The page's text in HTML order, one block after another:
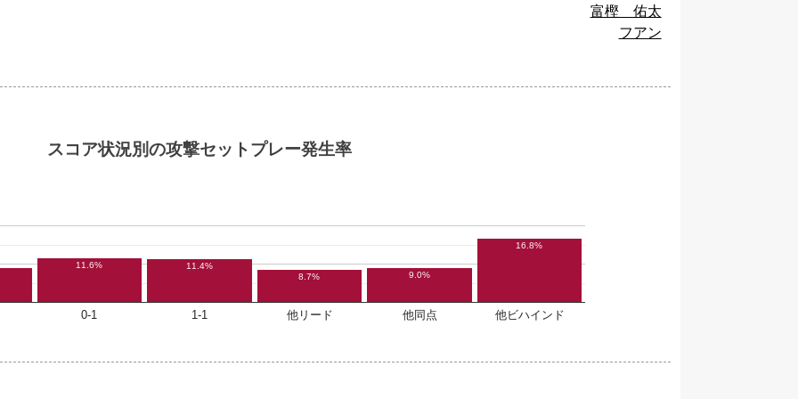
富樫 佑太
フアン
スコア状況別の攻撃セットプレー発生率
0-1 1-1 他リード 他同点 他ビハインド
11.6%
11.4%
8.7%
9.0%
16.8%